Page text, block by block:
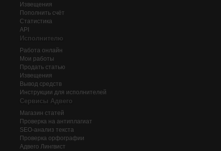
Извещения
Пополнить счёт
Статистика
API
Исполнителю
Работа онлайн
Мои работы
Продать статью
Извещения
Вывод средств
Инструкции для исполнителей
Сервисы Адвего
Магазин статей
Проверка на антиплагиат
SEO-анализ текста
Проверка орфографии
Адвего Лингвист